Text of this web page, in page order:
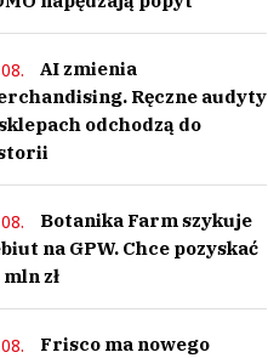
AI zmienia
Ręczne audyty
odchodzą do
Botanika Farm szykuje
na GPW. Chce pozyskać
mln zł
Frisco ma nowego